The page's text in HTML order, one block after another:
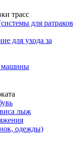
трасс
для ратраков
для ухода за
машины
лыж
одежды)